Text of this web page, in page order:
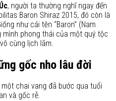
, người ta thường nghĩ ngay đến
Baron Shiraz 2015, đó còn là
như cái tên “Baron” (Nam
phong thái của một quý tộc
cùng lịch lãm.
gốc nho lâu đời
chai vang đã bước qua tuổi
và gốc rễ.